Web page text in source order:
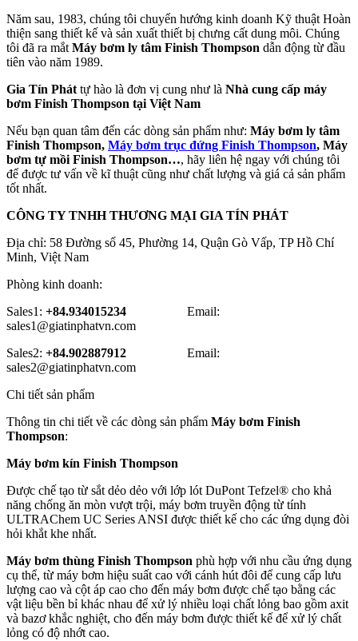
Năm sau, 1983, chúng tôi chuyển hướng kinh doanh Kỹ thuật Hoàn
thiện sang thiết kế và sản xuất thiết bị chưng cất dung môi. Chúng
tôi đã ra mắt Máy bơm ly tâm Finish Thompson dẫn động từ đầu
tiên vào năm 1989.
Gia Tín Phát tự hào là đơn vị cung như là Nhà cung cấp máy
bơm Finish Thompson tại Việt Nam
Nếu bạn quan tâm đến các dòng sản phẩm như: Máy bơm ly tâm
Finish Thompson, Máy bơm trục đứng Finish Thompson, Máy
bơm tự mồi Finish Thompson…, hãy liên hệ ngay với chúng tôi
để được tư vấn về kĩ thuật cũng như chất lượng và giá cả sản phẩm
tốt nhất.
CÔNG TY TNHH THƯƠNG MẠI GIA TÍN PHÁT
Địa chỉ: 58 Đường số 45, Phường 14, Quận Gò Vấp, TP Hồ Chí
Minh, Việt Nam
Phòng kinh doanh:
Sales1: +84.934015234 Email:
sales1@giatinphatvn.com
Sales2: +84.902887912 Email:
sales2@giatinphatvn.com
Chi tiết sản phẩm
Thông tin chi tiết về các dòng sản phẩm Máy bơm Finish
Thompson:
Máy bơm kín Finish Thompson
Được chế tạo từ sắt dẻo dẻo với lớp lót DuPont Tefzel® cho khả
năng chống ăn mòn vượt trội, máy bơm truyền động từ tính
ULTRAChem UC Series ANSI được thiết kế cho các ứng dụng đòi
hỏi khắt khe nhất.
Máy bơm thùng Finish Thompson phù hợp với nhu cầu ứng dụng
cụ thể, từ máy bơm hiệu suất cao với cánh hút đôi để cung cấp lưu
lượng cao và cột áp cao cho đến máy bơm được chế tạo bằng các
vật liệu bền bỉ khác nhau để xử lý nhiều loại chất lỏng bao gồm axit
và bazơ khắc nghiệt, cho đến máy bơm được thiết kế để xử lý chất
lỏng có độ nhớt cao.